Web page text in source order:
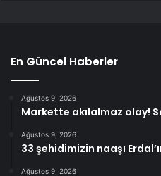
En Güncel Haberler
Ağustos 9, 2026
Markette akılalmaz olay!
Ağustos 9, 2026
33 şehidimizin naaşı
Ağustos 9, 2026